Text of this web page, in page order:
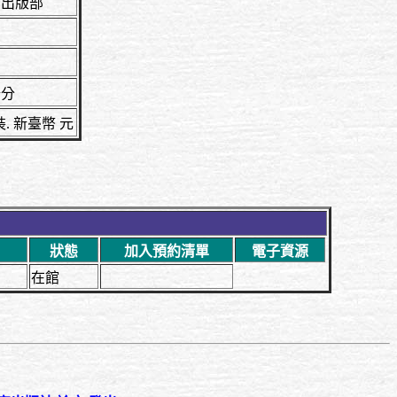
版部
. 新臺幣 元
狀態 加入預約清單
電子資源
在館